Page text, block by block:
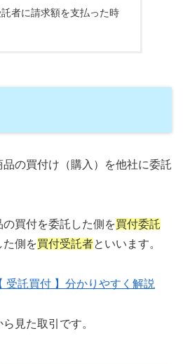
者に請求額を支払った時
の買付け（購入）を他社に委託
買付を委託した側を買付委託
た側を買付受託者といいます。
受託買付 】分かりやすく解説
見た取引です。